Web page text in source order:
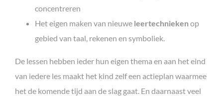
concentreren
Het eigen maken van nieuwe leertechnieken op
gebied van taal, rekenen en symboliek.
De lessen hebben ieder hun eigen thema en aan het eind
van iedere les maakt het kind zelf een actieplan waarmee
het de komende tijd aan de slag gaat. En daarnaast veel